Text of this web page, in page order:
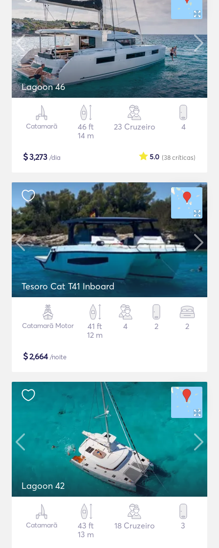
Lagoon 46
Catamarã
46 ft
14 m
23 Cruzeiro 4
$3,273 /dia (38críticas)
5.0
Tesoro Cat T41 Inboard
Catamarã Motor
41 ft
12 m
4 2 2
$2,664/noite
Lagoon 42
Catamarã
43 ft
13 m
18 Cruzeiro 3